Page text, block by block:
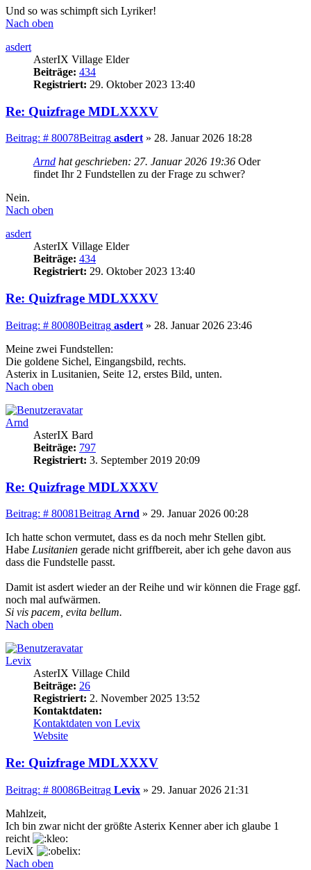
Und so was schimpft sich Lyriker!
Nach oben
asdert
AsterIX Village Elder
Beiträge: 434
Registriert: 29. Oktober 2023 13:40
Re: Quizfrage MDLXXXV
Beitrag: # 80078Beitrag asdert » 28. Januar 2026 18:28
Arnd hat geschrieben: 27. Januar 2026 19:36 Oder
findet Ihr 2 Fundstellen zu der Frage zu schwer?
Nein.
Nach oben
asdert
AsterIX Village Elder
Beiträge: 434
Registriert: 29. Oktober 2023 13:40
Re: Quizfrage MDLXXXV
Beitrag: # 80080Beitrag asdert » 28. Januar 2026 23:46
Meine zwei Fundstellen:
Die goldene Sichel, Eingangsbild, rechts.
Asterix in Lusitanien, Seite 12, erstes Bild, unten.
Nach oben
Arnd
AsterIX Bard
Beiträge: 797
Registriert: 3. September 2019 20:09
Re: Quizfrage MDLXXXV
Beitrag: # 80081Beitrag Arnd » 29. Januar 2026 00:28
Ich hatte schon vermutet, dass es da noch mehr Stellen gibt.
Habe Lusitanien gerade nicht griffbereit, aber ich gehe davon aus
dass die Fundstelle passt.
Damit ist asdert wieder an der Reihe und wir können die Frage ggf.
noch mal aufwärmen.
Si vis pacem, evita bellum.
Nach oben
Levix
AsterIX Village Child
Beiträge: 26
Registriert: 2. November 2025 13:52
Kontaktdaten:
Kontaktdaten von Levix
Website
Re: Quizfrage MDLXXXV
Beitrag: # 80086Beitrag Levix » 29. Januar 2026 21:31
Mahlzeit,
Ich bin zwar nicht der größte Asterix Kenner aber ich glaube 1
reicht
LeviX
Nach oben